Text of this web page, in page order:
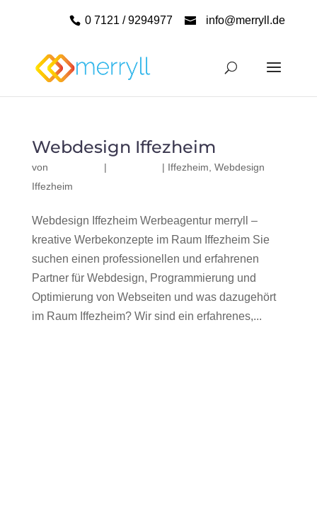
0 7121 / 9294977 info@merryll.de
Webdesign Iffezheim
von | | Iffezheim Webdesign
Iffezheim
Webdesign Iffezheim Werbeagentur merryll –
kreative Werbekonzepte im Raum Iffezheim Sie
suchen einen professionellen und erfahrenen
Partner für Webdesign, Programmierung und
Optimierung von Webseiten und was dazugehört
im Raum Iffezheim? Wir sind ein erfahrenes,...